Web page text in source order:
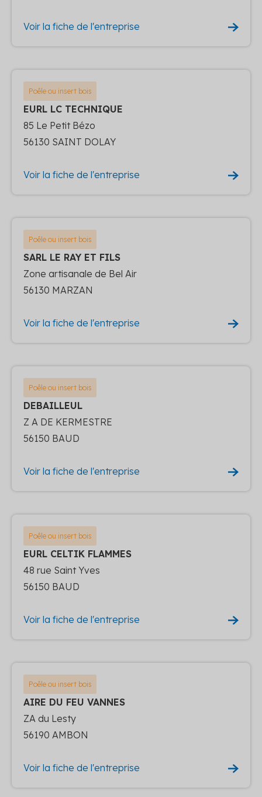
Voir la fiche de l'entreprise
Poêle ou insert bois
EURL LC TECHNIQUE
85 Le Petit Bézo
56130 SAINT DOLAY
Voir la fiche de l'entreprise
Poêle ou insert bois
SARL LE RAY ET FILS
Zone artisanale de Bel Air
56130 MARZAN
Voir la fiche de l'entreprise
Poêle ou insert bois
DEBAILLEUL
Z A DE KERMESTRE
56150 BAUD
Voir la fiche de l'entreprise
Poêle ou insert bois
EURL CELTIK FLAMMES
48 rue Saint Yves
56150 BAUD
Voir la fiche de l'entreprise
Poêle ou insert bois
AIRE DU FEU VANNES
ZA du Lesty
56190 AMBON
Voir la fiche de l'entreprise